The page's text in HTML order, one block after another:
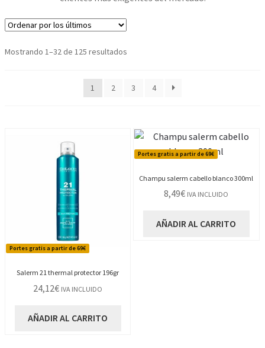
Mostrando 1–32 de 125 resultados
últimos
1 2 3 4
Portes gratis a partir de 69€
Salerm 21 thermal protector 196gr
24,12€ IVA INCLUIDO
AÑADIR AL CARRITO
Portes gratis a partir de 69€
Champu salerm cabello blanco 300ml
8,49€ IVA INCLUIDO
AÑADIR AL CARRITO